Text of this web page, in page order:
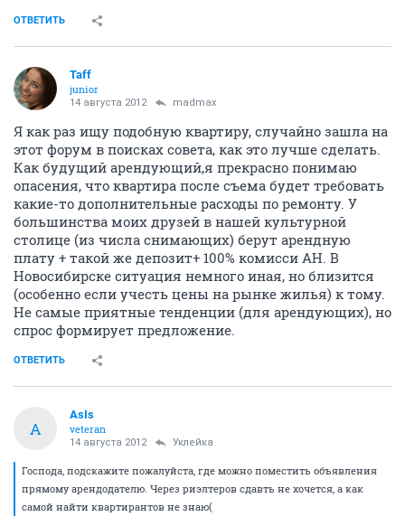
ОТВЕТИТЬ
Taff
junior
14 августа 2012 madmax
Я как раз ищу подобную квартиру, случайно зашла на
этот форум в поисках совета, как это лучше сделать.
Как будущий арендующий,я прекрасно понимаю
опасения, что квартира после съема будет требовать
какие-то дополнительные расходы по ремонту. У
большинства моих друзей в нашей культурной
столице (из числа снимающих) берут арендную
плату + такой же депозит+ 100% комисси АН. В
Новосибирске ситуация немного иная, но близится
(особенно если учесть цены на рынке жилья) к тому.
Не самые приятные тенденции (для арендующих), но
спрос формирует предложение.
ОТВЕТИТЬ
A
AsIs
veteran
14 августа 2012 Уклейка
Господа, подскажите пожалуйста, где можно поместить объявления
прямому арендодателю. Через риэлтеров сдавть не хочется, а как
самой найти квартирантов не знаю(